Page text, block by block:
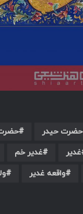
حضرت حیدر
غدیر غدیر خم
واقعه غدیر